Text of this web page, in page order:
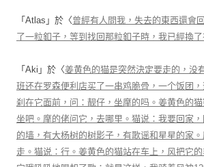
「 Atlas 」於〈曾經有人問我，失去的東西還會
了一粒釦子，等到找回那粒釦子時，我已經換了
「 Aki 」於〈姜黄色的猫是突然決定要走的，没
班还在罗森便利店买了一串鸡脆骨，一个饭团
刹在它面前，问：靓仔，坐摩的吗。姜黄色的
坐吧。摩的佬问它，去哪里。猫说：我要回家
的墙，有大杨树的树影子，有歌谣和星星的家
走。猫说：行。姜黄色的猫站在车上，风把它的